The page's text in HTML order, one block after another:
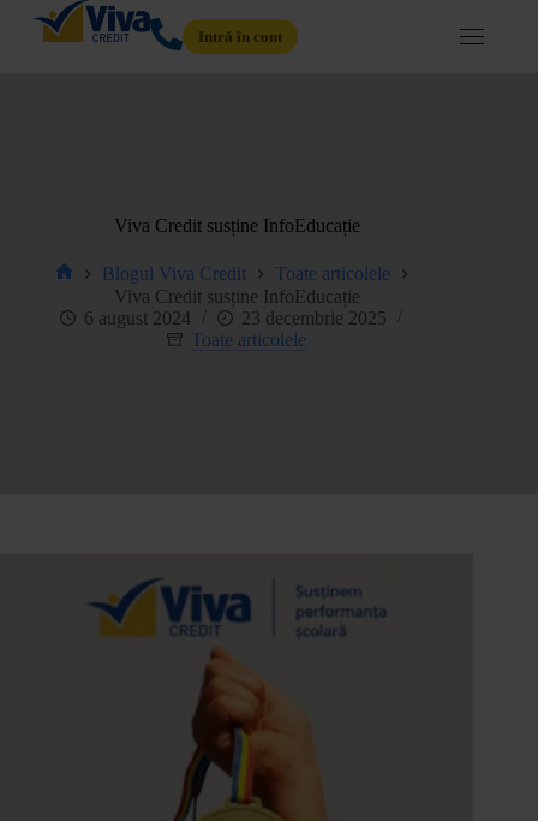
Intră în cont
Viva Credit susține InfoEducație
Blogul Viva Credit
Toate articolele
Viva Credit susține InfoEducație
6 august 2024
23 decembrie 2025
Toate articolele